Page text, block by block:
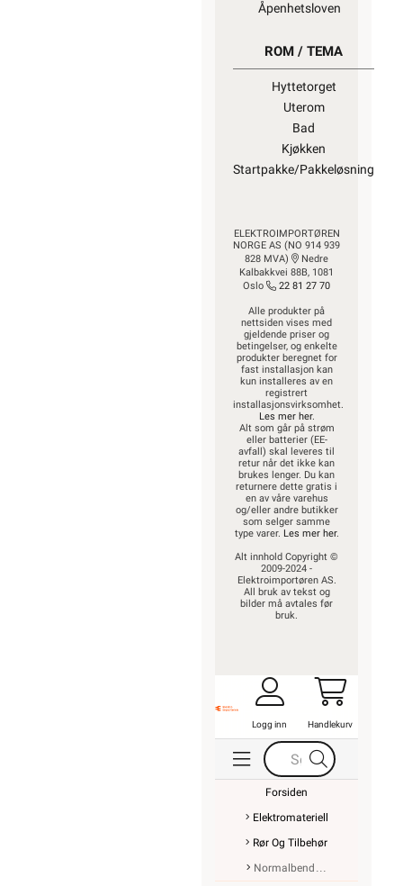
Åpenhetsloven
ROM / TEMA
Hyttetorget
Uterom
Bad
Kjøkken
Startpakke/Pakkeløsning
ELEKTROIMPORTØREN
NORGE AS (NO 914 939
828 MVA)
Nedre
Kalbakkvei 88B, 1081
Oslo
22 81 27 70
Alle produkter på
nettsiden vises med
gjeldende priser og
betingelser, og enkelte
produkter beregnet for
fast installasjon kan
kun installeres av en
registrert
installasjonsvirksomhet.
Les mer her.
Alt som går på strøm
eller batterier (EE-
avfall) skal leveres til
retur når det ikke kan
brukes lenger. Du kan
returnere dette gratis i
en av våre varehus
og/eller andre butikker
som selger samme
type varer. Les mer her.
Alt innhold Copyright ©
2009-2024 -
Elektroimportøren AS.
All bruk av tekst og
bilder må avtales før
bruk.
Logg inn Handlekurv
Forsiden
Elektromateriell
Rør Og Tilbehør
Normalbend